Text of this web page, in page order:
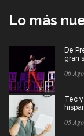
Lo más
De
gran
06
Tec
05